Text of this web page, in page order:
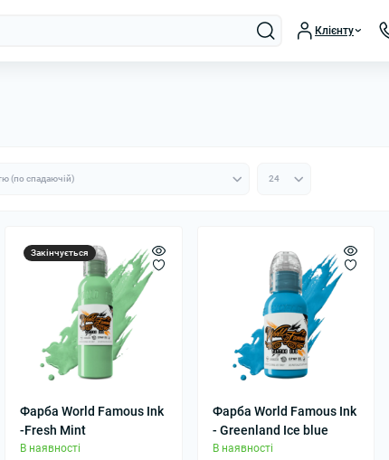
Клієнту
Закінчується
Фарба World Famous Ink
-Fresh Mint
В наявності
Фарба World Famous Ink
- Greenland Ice blue
В наявності